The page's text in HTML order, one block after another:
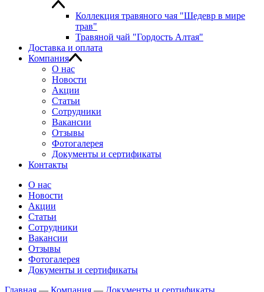
Коллекция травяного чая "Шедевр в мире
трав"
Травяной чай "Гордость Алтая"
Доставка и оплата
Компания
О нас
Новости
Акции
Статьи
Сотрудники
Вакансии
Отзывы
Фотогалерея
Документы и сертификаты
Контакты
О нас
Новости
Акции
Статьи
Сотрудники
Вакансии
Отзывы
Фотогалерея
Документы и сертификаты
Главная — Компания — Документы и сертификаты